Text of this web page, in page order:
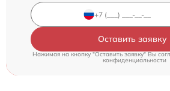
Оставить заявку
Нажимая на кнопку "Оставить заявку" Вы
конфиденциальности